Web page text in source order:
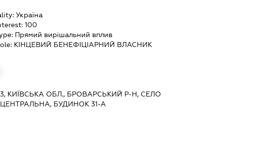
Україна
100
Прямий вирішальний вплив
КІНЦЕВИЙ БЕНЕФІЦІАРНИЙ ВЛАСНИК
КИЇВСЬКА ОБЛ., БРОВАРСЬКИЙ Р-Н, СЕЛО
БУДИНОК 31-А